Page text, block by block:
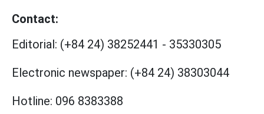
Contact:
Editorial: (+84 24) 38252441 - 35330305
Electronic newspaper: (+84 24) 38303044
Hotline: 096 8383388